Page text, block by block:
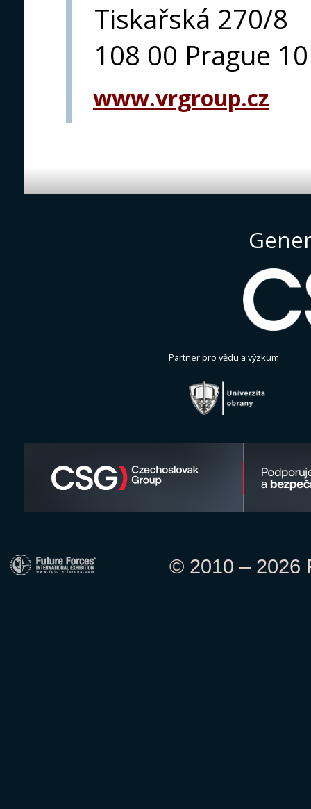
Tiskařská 270/8
108 00 Prague 10
www.vrgroup.cz
Partner pro vědu a výzkum
© 2010 – 2026